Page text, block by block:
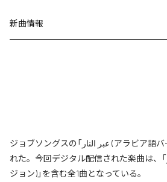
新曲情報
ジョブソングスの「عبر النار (アラビア語バージョン)」が配信開始さ
れた。今回デジタル配信された楽曲は、「عبر النار (アラビア語バー
ジョン)」を含む全1曲となっている。